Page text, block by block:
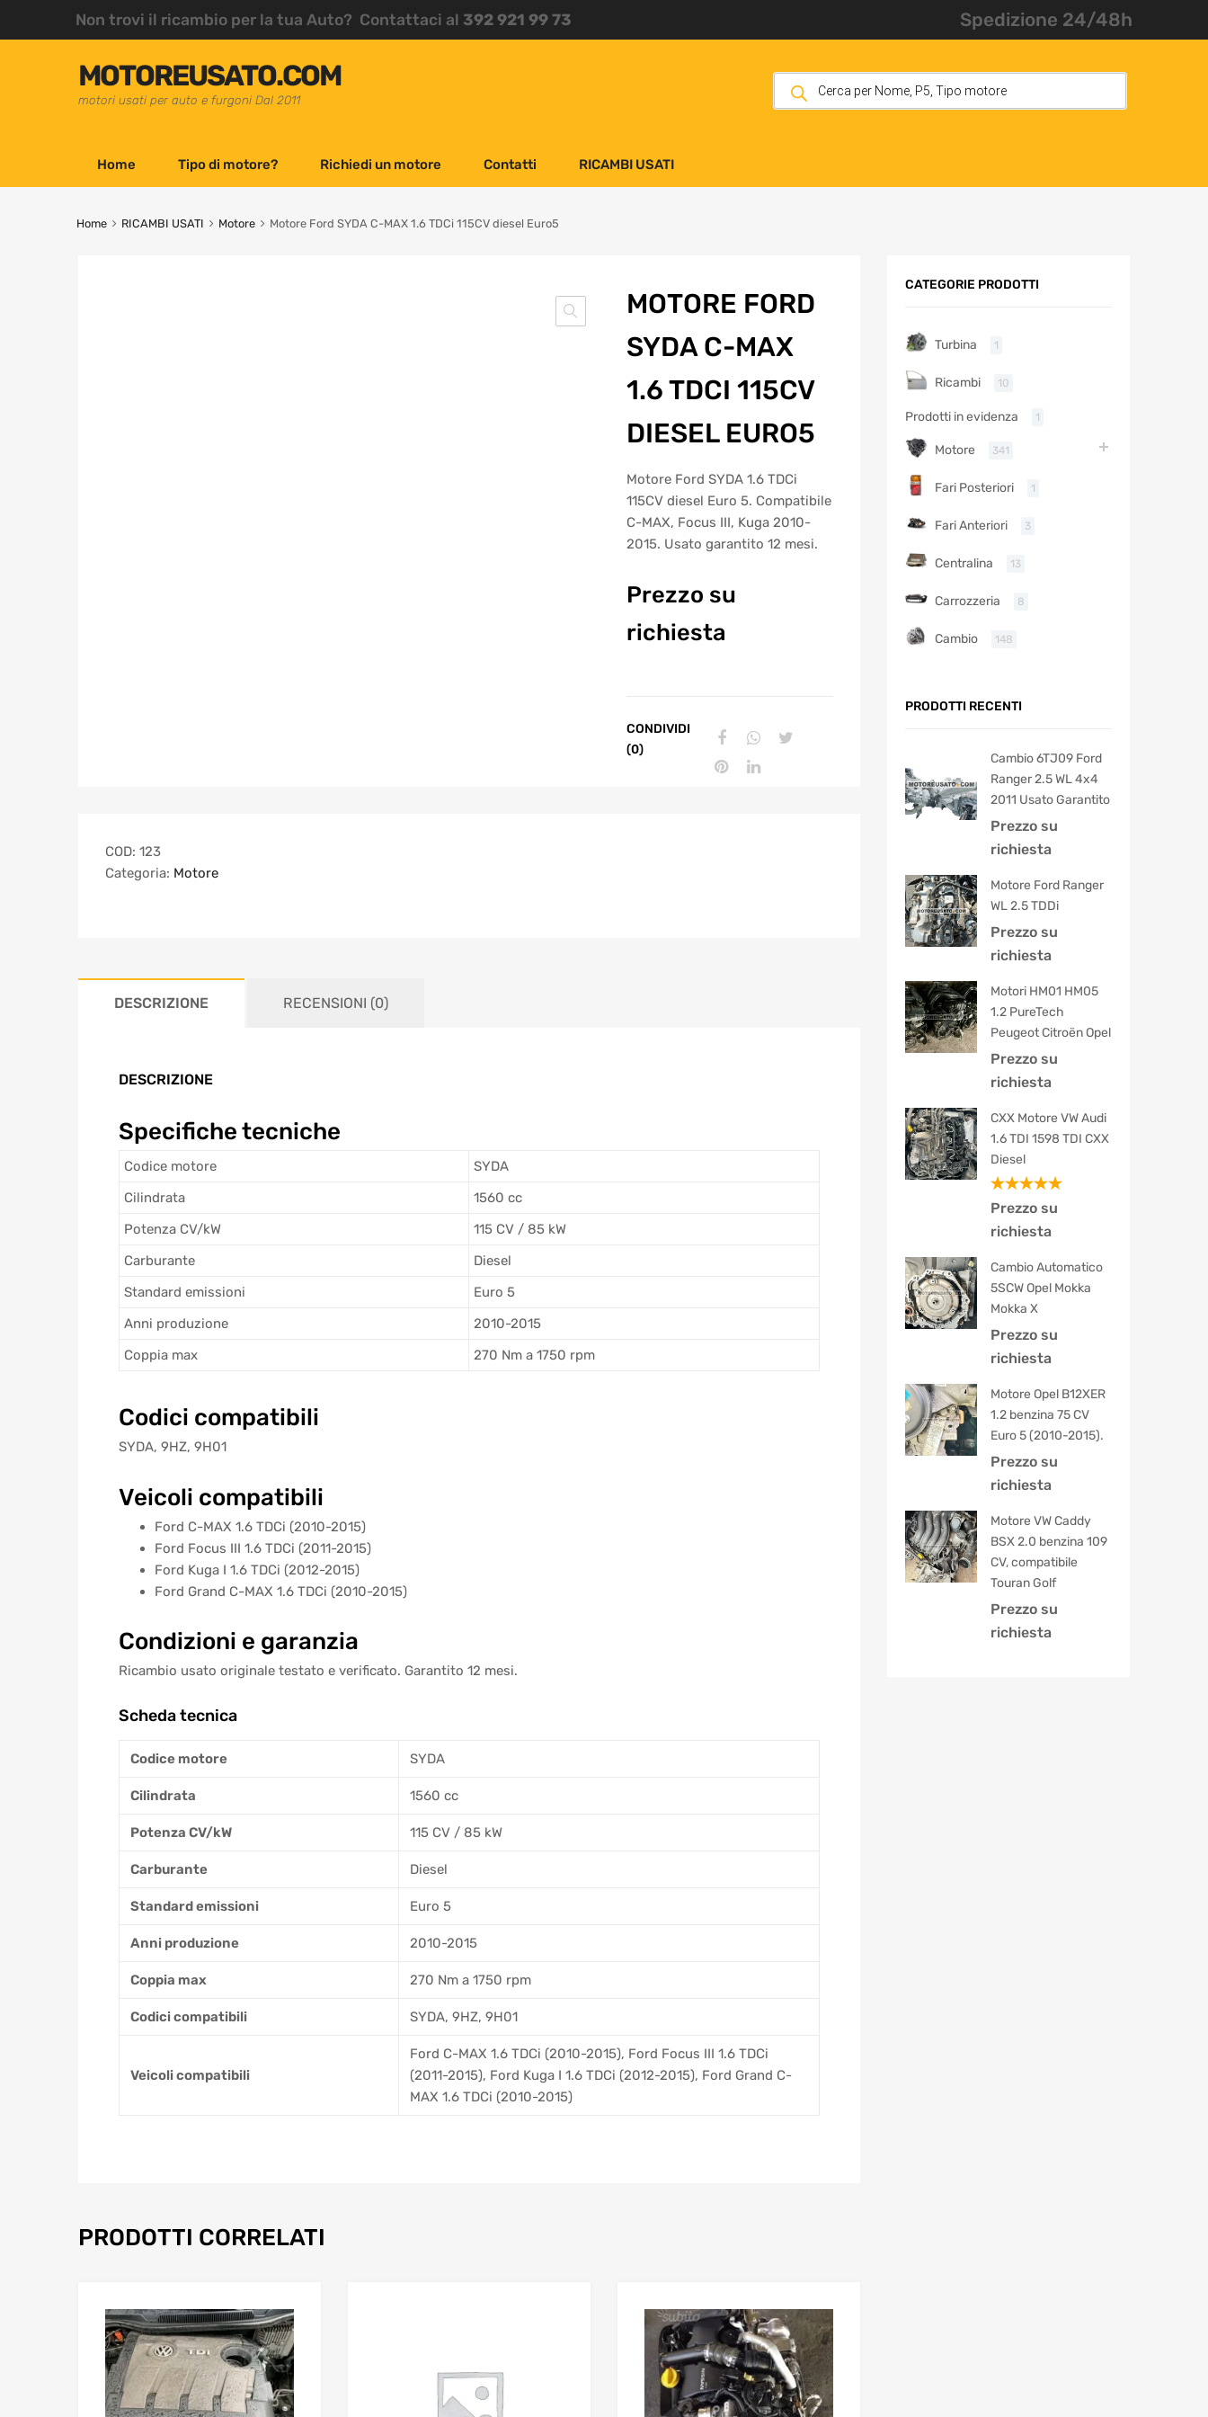
Non trovi il ricambio per la tua Auto? Contattaci al 392 921 99 73 Spedizione 24/48h
MOTOREUSATO.COM
motori usati per auto e furgoni Dal 2011
Home Tipo di motore? Richiedi un motore Contatti RICAMBI USATI
Home RICAMBI USATI Motore Motore Ford SYDA C-MAX 1.6 TDCi 115CV diesel Euro5
MOTORE FORD
SYDA C-MAX
1.6 TDCI 115CV
DIESEL EURO5
Motore Ford SYDA 1.6 TDCi
115CV diesel Euro 5. Compatibile
C-MAX, Focus III, Kuga 2010-
2015. Usato garantito 12 mesi.
Prezzo su
richiesta
CONDIVIDI
(0)
COD: 123
Categoria: Motore
DESCRIZIONE RECENSIONI (0)
DESCRIZIONE
Specifiche tecniche
Codice motore
SYDA
Cilindrata
1560 cc
Potenza CV/kW
115 CV / 85 kW
Carburante
Diesel
Standard emissioni
Euro 5
Anni produzione
2010-2015
Coppia max
270 Nm a 1750 rpm
Codici compatibili
SYDA, 9HZ, 9H01
Veicoli compatibili
Ford C-MAX 1.6 TDCi (2010-2015)
Ford Focus III 1.6 TDCi (2011-2015)
Ford Kuga I 1.6 TDCi (2012-2015)
Ford Grand C-MAX 1.6 TDCi (2010-2015)
Condizioni e garanzia
Ricambio usato originale testato e verificato. Garantito 12 mesi.
Scheda tecnica
Codice motore SYDA
Cilindrata 1560 cc
Potenza CV/kW 115 CV / 85 kW
Carburante Diesel
Standard emissioni Euro 5
Anni produzione 2010-2015
Coppia max 270 Nm a 1750 rpm
Codici compatibili SYDA, 9HZ, 9H01
Veicoli compatibili
Ford C-MAX 1.6 TDCi (2010-2015), Ford Focus III 1.6 TDCi
(2011-2015), Ford Kuga I 1.6 TDCi (2012-2015), Ford Grand C-
MAX 1.6 TDCi (2010-2015)
PRODOTTI CORRELATI
CATEGORIE PRODOTTI
Turbina 1
Ricambi 10
Prodotti in evidenza 1
Motore 341
Fari Posteriori 1
Fari Anteriori 3
Centralina 13
Carrozzeria 8
Cambio 148
PRODOTTI RECENTI
Cambio 6TJ09 Ford
Ranger 2.5 WL 4x4
2011 Usato Garantito
Prezzo su
richiesta
Motore Ford Ranger
WL 2.5 TDDi
Prezzo su
richiesta
Motori HM01 HM05
1.2 PureTech
Peugeot Citroën Opel
Prezzo su
richiesta
CXX Motore VW Audi
1.6 TDI 1598 TDI CXX
Diesel
Valutato
Prezzo su
richiesta
Cambio Automatico
5SCW Opel Mokka
Mokka X
Prezzo su
richiesta
Motore Opel B12XER
1.2 benzina 75 CV
Euro 5 (2010-2015).
Prezzo su
richiesta
Motore VW Caddy
BSX 2.0 benzina 109
CV, compatibile
Touran Golf
Prezzo su
richiesta